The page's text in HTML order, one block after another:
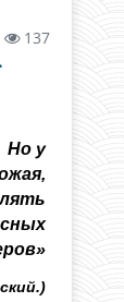
137
Но у